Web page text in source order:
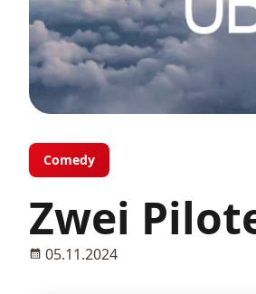
Comedy
Zwei
05.11.2024